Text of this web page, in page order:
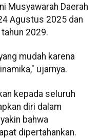
Musyawarah Daerah
Agustus 2025 dan
2029.
mudah karena
ujarnya.
kepada seluruh
diri dalam
bahwa
dipertahankan.